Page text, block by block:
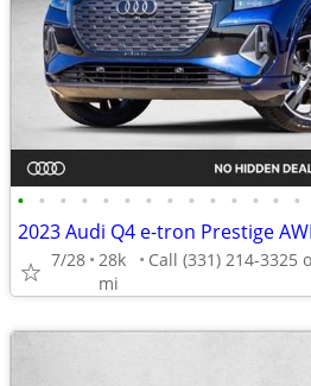
• • • • • • • • • • • • • •
7/28 28k
mi